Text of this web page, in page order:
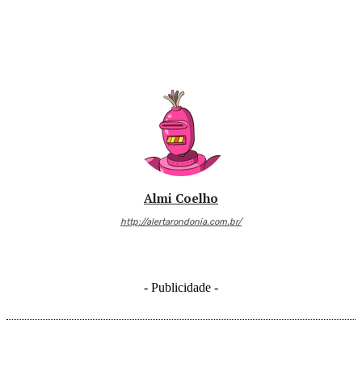
Almi Coelho
http://alertarondonia.com.br/
- Publicidade -